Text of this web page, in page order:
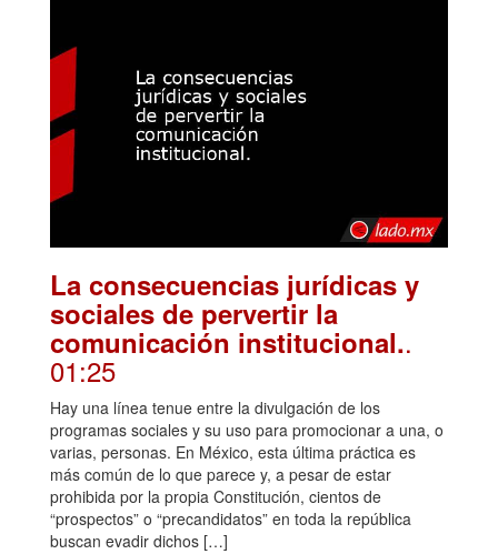
La consecuencias jurídicas y
sociales de pervertir la
comunicación institucional..
01:25
Hay una línea tenue entre la divulgación de los
programas sociales y su uso para promocionar a una, o
varias, personas. En México, esta última práctica es
más común de lo que parece y, a pesar de estar
prohibida por la propia Constitución, cientos de
“prospectos” o “precandidatos” en toda la república
buscan evadir dichos […]